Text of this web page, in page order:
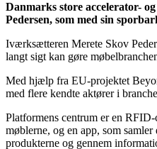
Danmarks store accelerator-
Pedersen, som med sin
Iværksætteren Merete Skov
langt sigt kan gøre
Med hjælp fra EU-projektet
med flere kendte aktører i
Platformens centrum er en
møblerne, og en app, som
produkterne og gennem